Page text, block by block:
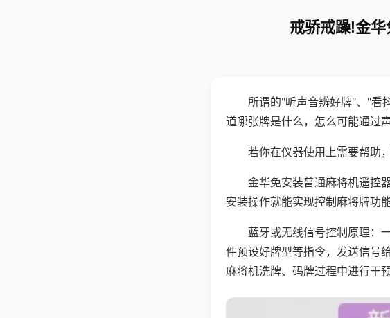
戒骄戒躁!金
所谓的"听声音辨好牌"、"看
道哪张牌是什么，怎么可能通过
若你在仪器使用上需要帮助
金华免安装普通麻将机遥控
安装操作就能实现控制麻将牌功
蓝牙或无线信号控制原理：
件预设好牌型等指令，发送信号
麻将机洗牌、码牌过程中进行干